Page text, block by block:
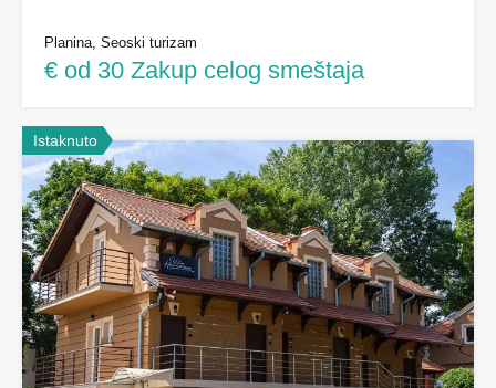
Planina, Seoski turizam
€ od 30 Zakup celog smeštaja
Istaknuto